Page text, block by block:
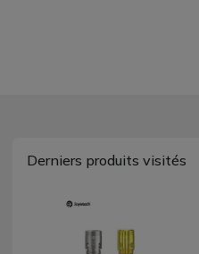
Derniers produits visités